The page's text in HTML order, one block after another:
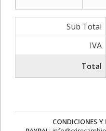
Sub Total
IVA
Total
CONDICIONES Y